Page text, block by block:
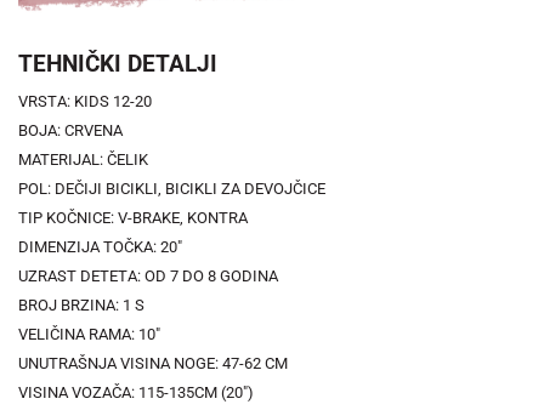
TEHNIČKI DETALJI
VRSTA: KIDS 12-20
BOJA: CRVENA
MATERIJAL: ČELIK
POL: DEČIJI BICIKLI, BICIKLI ZA DEVOJČICE
TIP KOČNICE: V-BRAKE, KONTRA
DIMENZIJA TOČKA: 20"
UZRAST DETETA: OD 7 DO 8 GODINA
BROJ BRZINA: 1 S
VELIČINA RAMA: 10"
UNUTRAŠNJA VISINA NOGE: 47-62 CM
VISINA VOZAČA: 115-135CM (20")